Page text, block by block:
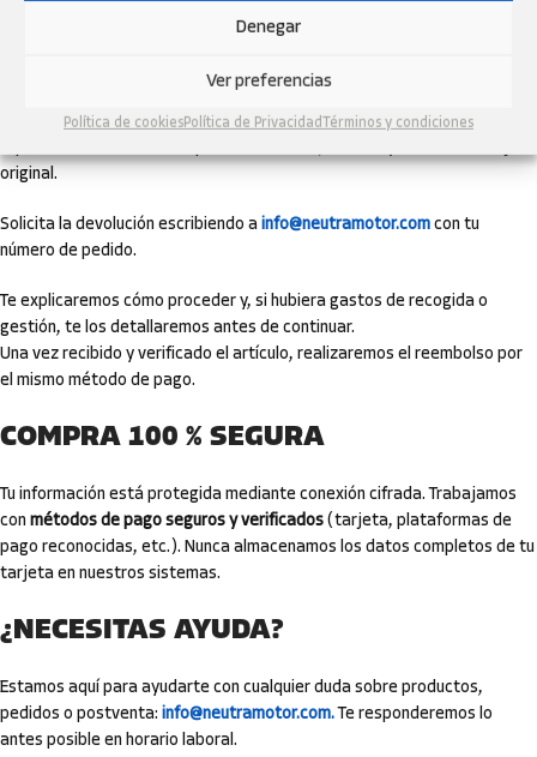
Denegar
Ver preferencias
Política de cookiesPolítica de Privacidad Términos y condiciones
Si no estás satisfecho, dispones dehasta 60 días
original.
Solicita la devolución escribiendo a info@neutramotor.com con tu
número de pedido.
Te explicaremos cómo proceder y, si hubiera gastos de recogida o
gestión, te los detallaremos antes de continuar.
Una vez recibido y verificado el artículo, realizaremos el reembolso por
el mismo método de pago.
COMPRA 100 % SEGURA
Tu información está protegida mediante conexión cifrada. Trabajamos
con métodos de pago seguros y verificados (tarjeta, plataformas de
pago reconocidas, etc.). Nunca almacenamos los datos completos de tu
tarjeta en nuestros sistemas.
¿NECESITAS AYUDA?
Estamos aquí para ayudarte con cualquier duda sobre productos,
pedidos o postventa: info@neutramotor.com.Te responderemos lo
antes posible en horario laboral.